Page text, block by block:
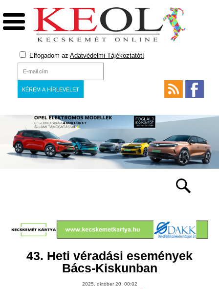
Elfogadom az Adatvédelmi Tájékoztatót!
43. Heti véradási események
Bács-Kiskunban
2025. október 20. 00:02